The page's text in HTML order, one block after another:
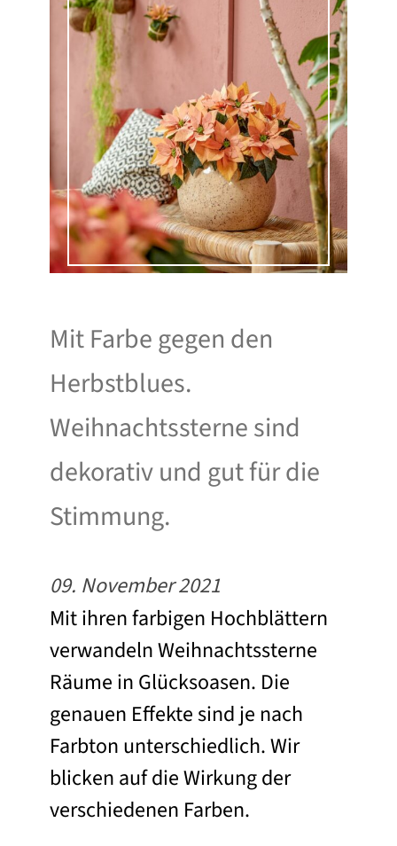
Mit Farbe gegen den
Herbstblues.
Weihnachtssterne sind
dekorativ und gut für die
Stimmung.
09. November 2021
Mit ihren farbigen Hochblättern
verwandeln Weihnachtssterne
Räume in Glücksoasen. Die
genauen Effekte sind je nach
Farbton unterschiedlich. Wir
blicken auf die Wirkung der
verschiedenen Farben.